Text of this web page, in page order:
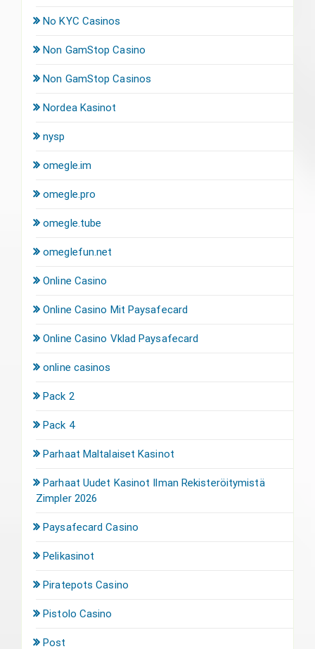
No KYC Casinos
Non GamStop Casino
Non GamStop Casinos
Nordea Kasinot
nysp
omegle.im
omegle.pro
omegle.tube
omeglefun.net
Online Casino
Online Casino Mit Paysafecard
Online Casino Vklad Paysafecard
online casinos
Pack 2
Pack 4
Parhaat Maltalaiset Kasinot
Parhaat Uudet Kasinot Ilman Rekisteröitymistä
Zimpler 2026
Paysafecard Casino
Pelikasinot
Piratepots Casino
Pistolo Casino
Post